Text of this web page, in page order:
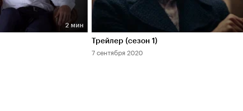
2 мин
Длительность 2 мин
Трейлер (сезон 1)
7 сентября 2020